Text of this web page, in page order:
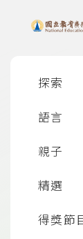
上方
探索
語言
親子
精選
得獎節